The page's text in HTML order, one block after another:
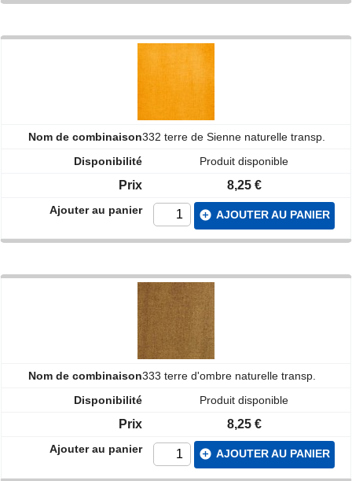
332 terre de Sienne naturelle transp.
Produit disponible
8,25 €
add_circle AJOUTER AU PANIER
333 terre d'ombre naturelle transp.
Produit disponible
8,25 €
add_circle AJOUTER AU PANIER